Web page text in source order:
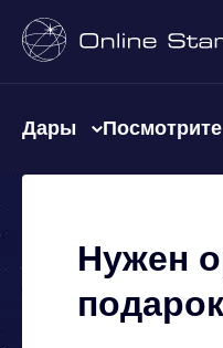
Дары
Нужен